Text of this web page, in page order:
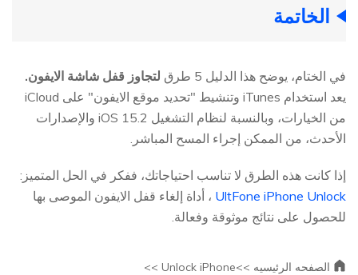
الخاتمة
في الختام، يوضح هذا الدليل 5 طرق
لتجاوز قفل شاشة الايفون.
يعد استخدام iTunes وتنشيط "تحديد موقع الايفون" على iCloud
من الخيارات، وبالنسبة لنظام التشغيل iOS 15.2 والإصدارات
الأحدث، من الممكن إجراء المسح المباشر.
إذا كانت هذه الطرق لا تناسب احتياجاتك، ففكر في الحل المتميز:
UltFone iPhone Unlock ، أداة إلغاء قفل الايفون الموصى بها
للحصول على نتائج موثوقة وفعالة.
الصفحه الرئيسيه >>Unlock iPhone >>